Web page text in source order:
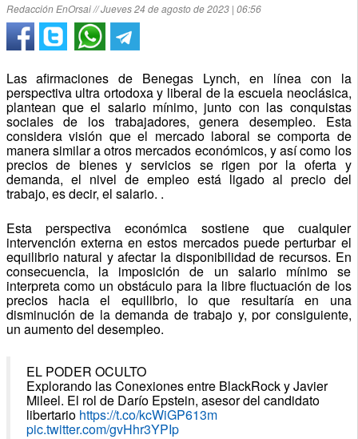
Redacción EnOrsai // Jueves 24 de agosto de 2023 | 06:56
Las afirmaciones de Benegas Lynch, en línea con la
perspectiva ultra ortodoxa y liberal de la escuela neoclásica,
plantean que el salario mínimo, junto con las conquistas
sociales de los trabajadores, genera desempleo. Esta
considera visión que el mercado laboral se comporta de
manera similar a otros mercados económicos, y así como los
precios de bienes y servicios se rigen por la oferta y
demanda, el nivel de empleo está ligado al precio del
trabajo, es decir, el salario. .
Esta perspectiva económica sostiene que cualquier
intervención externa en estos mercados puede perturbar el
equilibrio natural y afectar la disponibilidad de recursos. En
consecuencia, la imposición de un salario mínimo se
interpreta como un obstáculo para la libre fluctuación de los
precios hacia el equilibrio, lo que resultaría en una
disminución de la demanda de trabajo y, por consiguiente,
un aumento del desempleo.
EL PODER OCULTO
Explorando las Conexiones entre BlackRock y Javier
Mileel. El rol de Darío Epstein, asesor del candidato
libertario https://t.co/kcWiGP613m
pic.twitter.com/gvHhr3YPIp